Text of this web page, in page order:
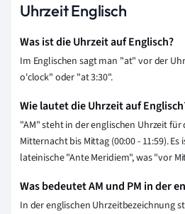
Uhrzeit Englisch
Was ist die Uhrzeit auf Englisch?
Im Englischen sagt man "at" vor der
o'clock" oder "at 3:30".
Wie lautet die Uhrzeit auf
"AM" steht in der englischen Uhrzeit
Mitternacht bis Mittag (00:00 - 11:59).
lateinische "Ante Meridiem", was "vor
Was bedeutet AM und PM in der
In der englischen Uhrzeitbezeichnung